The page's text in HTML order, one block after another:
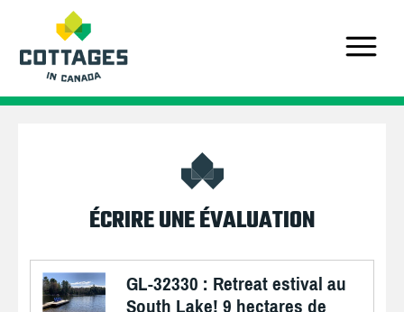
ÉCRIRE UNE ÉVALUATION
GL-32330 : Retreat estival au
South Lake! 9 hectares de